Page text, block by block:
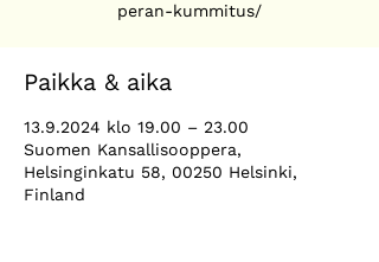
peran-kummitus/
Paikka & aika
13.9.2024 klo 19.00 – 23.00
Suomen Kansallisooppera,
Helsinginkatu 58, 00250 Helsinki,
Finland